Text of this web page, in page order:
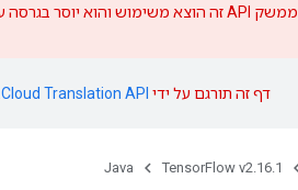
ממשק API זה הוצא משימוש והוא יוסר בגרסה עתידית של TensorFlow לאחר
דף זה תורגם על ידי Cloud Translation API
TensorFlow v2.16.1
Java